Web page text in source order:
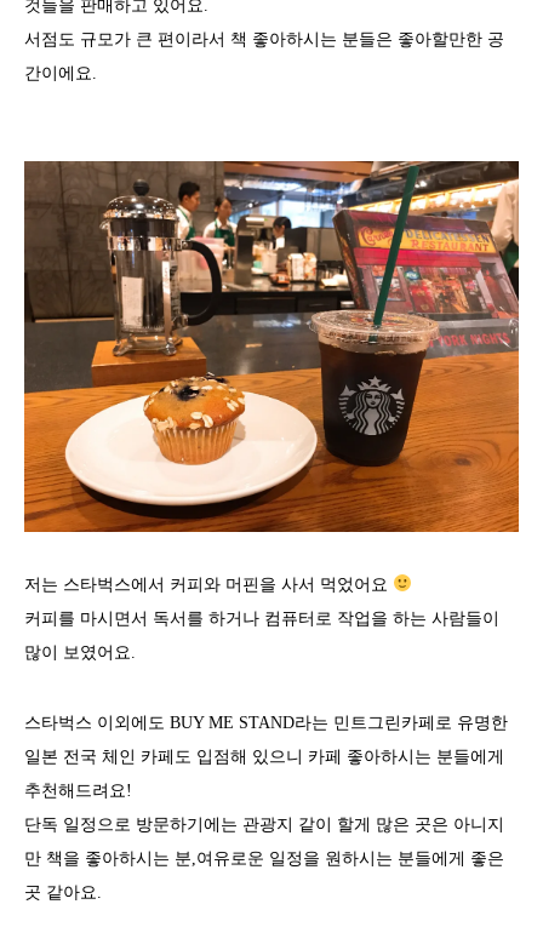
것들을 판매하고 있어요.
서점도 규모가 큰 편이라서 책 좋아하시는 분들은 좋아할만한 공
간이에요.
저는 스타벅스에서 커피와 머핀을 사서 먹었어요
커피를 마시면서 독서를 하거나 컴퓨터로 작업을 하는 사람들이
많이 보였어요.
스타벅스 이외에도 BUY ME STAND라는 민트그린카페로 유명한
일본 전국 체인 카페도 입점해 있으니 카페 좋아하시는 분들에게
추천해드려요!
단독 일정으로 방문하기에는 관광지 같이 할게 많은 곳은 아니지
만 책을 좋아하시는 분,여유로운 일정을 원하시는 분들에게 좋은
곳 같아요.